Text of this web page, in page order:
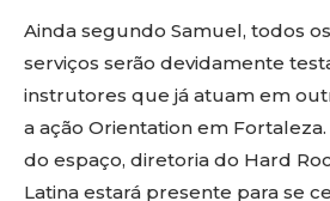
Ainda segundo Samuel, todos
serviços serão devidamente
instrutores que já atuam em
a ação Orientation em
do espaço, diretoria do Hard
Latina estará presente para se